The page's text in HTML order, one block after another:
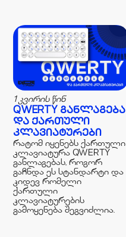
1 კვირის წინ
QWERTY ᲒᲐᲜᲚᲐᲒᲔᲑᲐ
ᲓᲐ ᲥᲐᲠᲗᲣᲚᲘ
ᲙᲚᲐᲕᲘᲐᲢᲣᲠᲔᲑᲘ
რატომ იყენებს ქართული
კლავიატურა QWERTY
განლაგებას, როგორ
გაჩნდა ეს სტანდარტი და
კიდევ რომელი
ქართული
კლავიატურების
გამოყენება შეგვიძლია.